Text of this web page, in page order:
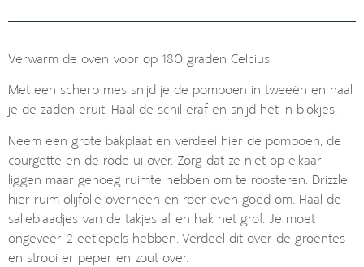
Verwarm de oven voor op 180 graden Celcius.
Met een scherp mes snijd je de pompoen in tweeën en haal
je de zaden eruit. Haal de schil eraf en snijd het in blokjes.
Neem een grote bakplaat en verdeel hier de pompoen, de
courgette en de rode ui over. Zorg dat ze niet op elkaar
liggen maar genoeg ruimte hebben om te roosteren. Drizzle
hier ruim olijfolie overheen en roer even goed om. Haal de
salieblaadjes van de takjes af en hak het grof. Je moet
ongeveer 2 eetlepels hebben. Verdeel dit over de groentes
en strooi er peper en zout over.